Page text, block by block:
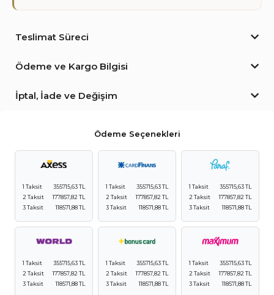
Teslimat Süreci
Ödeme ve Kargo Bilgisi
İptal, İade ve Değişim
Ödeme Seçenekleri
1 Taksit
355715,63 TL
2 Taksit
177857,82 TL
3 Taksit
118571,88 TL
1 Taksit
355715,63 TL
2 Taksit
177857,82 TL
3 Taksit
118571,88 TL
1 Taksit
355715,63 TL
2 Taksit
177857,82 TL
3 Taksit
118571,88 TL
1 Taksit
355715,63 TL
2 Taksit
177857,82 TL
3 Taksit
118571,88 TL
1 Taksit
355715,63 TL
2 Taksit
177857,82 TL
3 Taksit
118571,88 TL
1 Taksit
355715,63 TL
2 Taksit
177857,82 TL
3 Taksit
118571,88 TL